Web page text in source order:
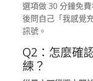
選項做 30 分鐘免
後問自己「我感覺
訊號。
Q2：怎麼確
練？